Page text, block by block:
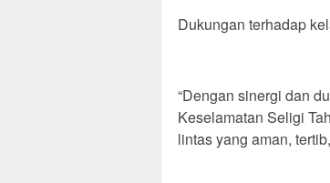
Dukungan terhadap
“Dengan sinergi dan
Keselamatan Seligi
lintas yang aman,